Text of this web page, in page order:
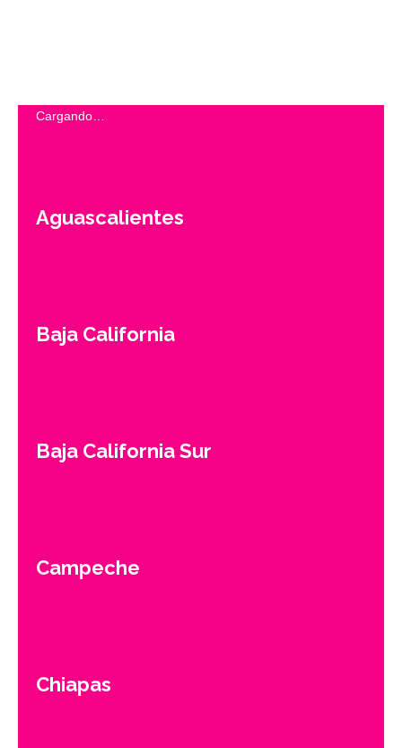
Cargando…
Aguascalientes
Baja California
Baja California Sur
Campeche
Chiapas